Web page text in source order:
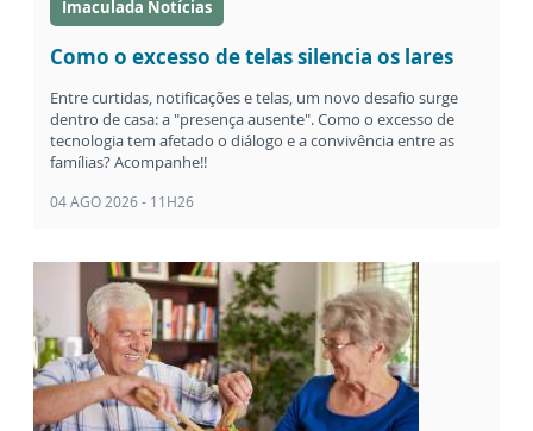
Imaculada Notícias
Como o excesso de telas silencia os lares
Entre curtidas, notificações e telas, um novo desafio surge
dentro de casa: a "presença ausente". Como o excesso de
tecnologia tem afetado o diálogo e a convivência entre as
famílias? Acompanhe!!
04 AGO 2026 - 11H26